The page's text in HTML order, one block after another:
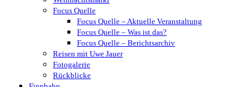
Focus Quelle
Focus Quelle – Aktuelle Veranstaltung
Focus Quelle – Was ist das?
Focus Quelle – Berichtsarchiv
Reisen mit Uwe Jauer
Fotogalerie
Rückblicke